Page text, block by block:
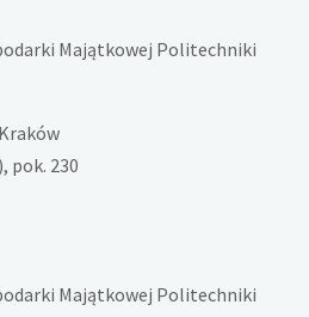
Majątkowej Politechniki
pok. 230
Majątkowej Politechniki